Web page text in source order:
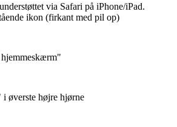
via Safari på iPhone/iPad.
ikon (firkant med pil op)
øverste højre hjørne